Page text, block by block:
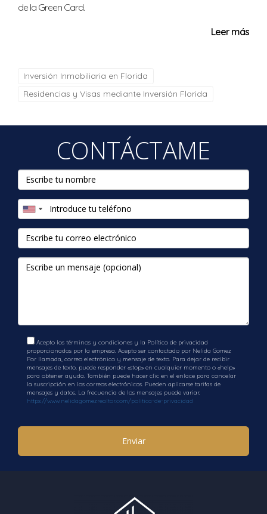
de la Green Card.
Leer más
Inversión Inmobiliaria en Florida
Residencias y Visas mediante Inversión Florida
CONTÁCTAME
Acepto los términos y condiciones y la Política de privacidad
proporcionados por la empresa. Acepto ser contactado por Nelida Gomez
Por llamada, correo electrónico y mensaje de texto. Para dejar de recibir
mensajes de texto, puede responder «stop» en cualquier momento o «help»
para obtener ayuda. También puede hacer clic en el enlace para cancelar
la suscripción en los correos electrónicos. Pueden aplicarse tarifas de
mensajes y datos. La frecuencia de los mensajes puede variar.
https://www.nelidagomezrealtor.com/politica-de-privacidad
Enviar